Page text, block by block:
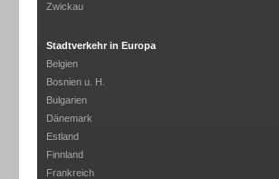
Zwickau
Stadtverkehr in Europa
Belgien
Bosnien u. H.
Bulgarien
Dänemark
Estland
Finnland
Frankreich